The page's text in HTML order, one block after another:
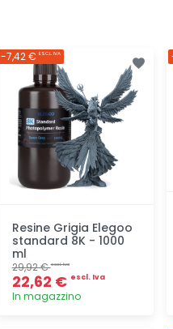
Resine Grigia Elegoo
standard 8K - 1000
ml
29,92 €escl. Iva
22,62 € escl. Iva
In magazzino
-7,42 € ESCL. IVA